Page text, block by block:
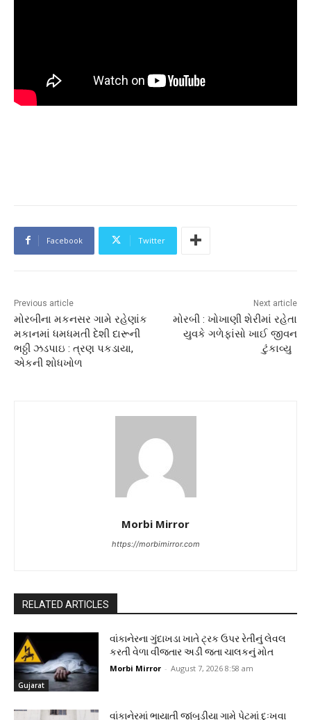
Facebook Twitter
Previous article
મોરબીના મકનસર ગામે રહેણાંક
મકાનમાં ધમધમતી દેશી દારૂની
ભઠ્ઠી ઝડપાઇ : ત્રણ પકડાયા,
એકની શોધખોળ
Next article
મોરબી : ખોખાણી શેરીમાં રહેતા
યુવકે ગળેફાંસો ખાઈ જીવન
ટુંકાવ્યુ
Morbi Mirror
https://morbimirror.com
RELATED ARTICLES
Gujarat
વાંકાનેરના ગુંદાખડા ખાતે ટ્રક ઉપર રેતીનું લેવલ
કરતી વેળા વીજતાર અડી જતા ચાલકનું મોત
Morbi Mirror - August 7, 2026 8:58 am
વાંકાનેરમાં ભાયાતી જાંબુડીયા ગામે પેટમાં દુઃખવા